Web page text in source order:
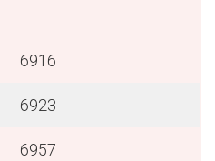
6916
6923
6957